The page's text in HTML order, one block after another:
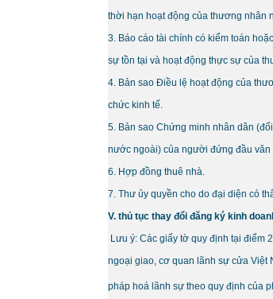
thời hạn hoạt động của thương nhân
3. Báo cáo tài chính có kiểm toán
sự tồn tại và hoạt động thực sự của
4. Bản sao Điều lệ hoạt động của
chức kinh tế.
5. Bản sao Chứng minh nhân dân
nước ngoài) của người đứng đầu văn
6. Hợp đồng thuê nhà.
7. Thư ủy quyền cho do đại diện có
V. thủ tục thay đổi đăng ký kinh
Lưu ý: Các giấy tờ quy định tại điểm
ngoại giao, cơ quan lãnh sự cửa
pháp hoá lãnh sự theo quy định của